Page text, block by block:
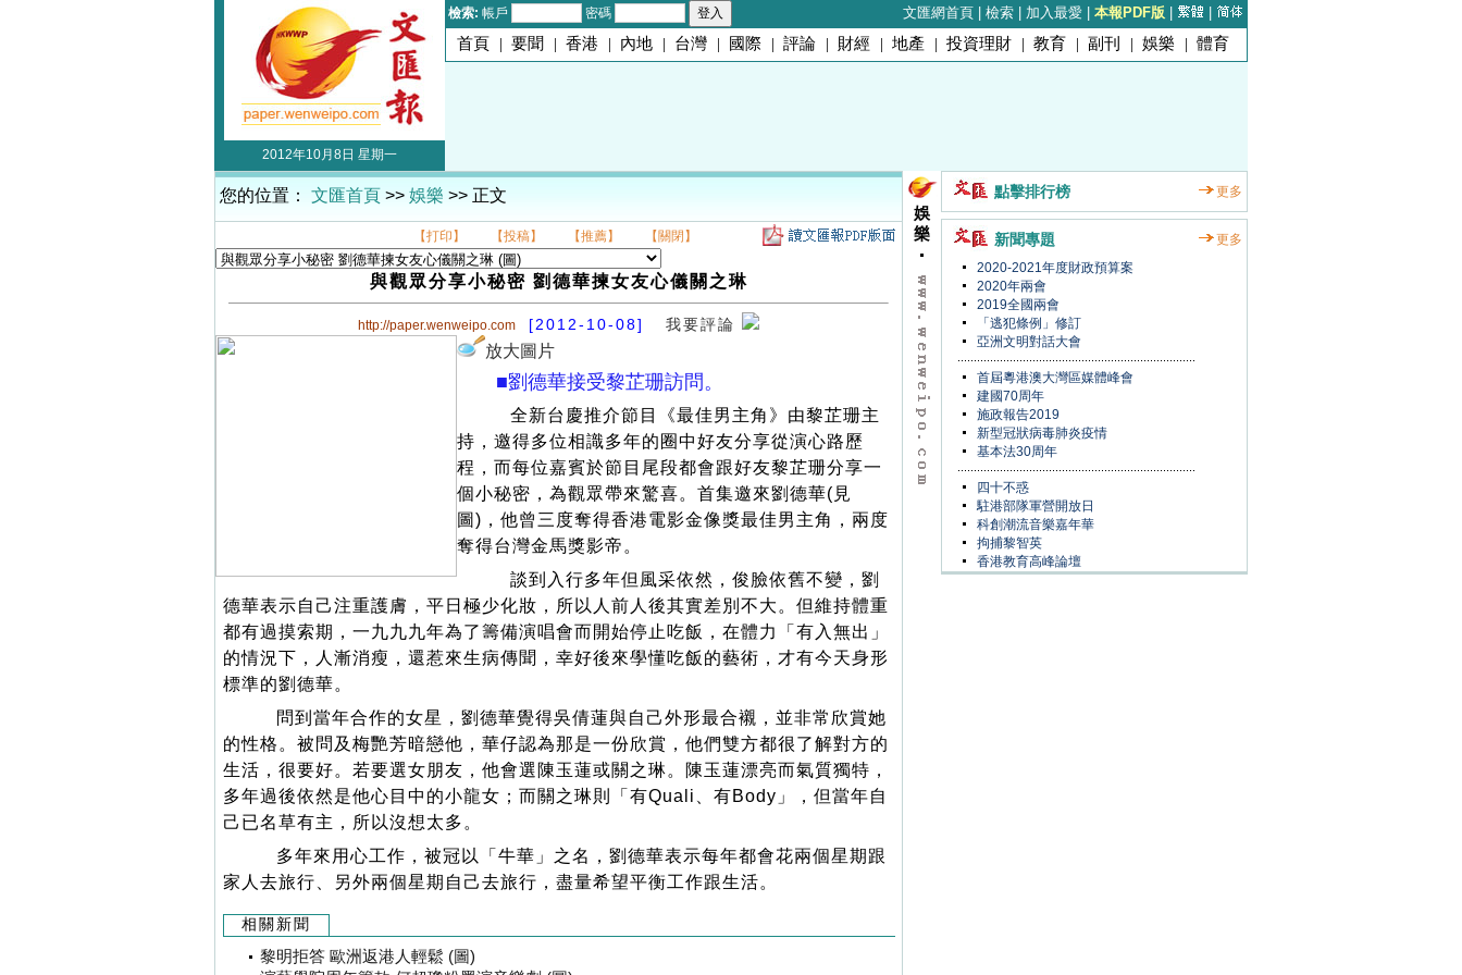
檢索: 帳戶 密碼 文匯網首頁 檢索 加入最愛 本報PDF版
首頁 | 要聞 | 香港 | 內地 | 台灣 | 國際 | 評論 | 財經 | 地產 | 投資理財 | 教育 | 副刊 | 娛樂 | 體育
2012年10月8日 星期一
您的位置： 文匯首頁 >> 娛樂 >> 正文
【打印】 【投稿】 【推薦】 【關閉】
與觀眾分享小秘密 劉德華揀女友心儀關之琳
http://paper.wenweipo.com [2012-10-08] 我要評論
放大圖片
■劉德華接受黎芷珊訪問。
全新台慶推介節目《最佳男主角》由黎芷珊主
持，邀得多位相識多年的圈中好友分享從演心路歷
程，而每位嘉賓於節目尾段都會跟好友黎芷珊分享一
個小秘密，為觀眾帶來驚喜。首集邀來劉德華(見
圖)，他曾三度奪得香港電影金像獎最佳男主角，兩度
奪得台灣金馬獎影帝。
談到入行多年但風采依然，俊臉依舊不變，劉
德華表示自己注重護膚，平日極少化妝，所以人前人後其實差別不大。但維持體重
都有過摸索期，一九九九年為了籌備演唱會而開始停止吃飯，在體力「有入無出」
的情況下，人漸消瘦，還惹來生病傳聞，幸好後來學懂吃飯的藝術，才有今天身形
標準的劉德華。
問到當年合作的女星，劉德華覺得吳倩蓮與自己外形最合襯，並非常欣賞她
的性格。被問及梅艷芳暗戀他，華仔認為那是一份欣賞，他們雙方都很了解對方的
生活，很要好。若要選女朋友，他會選陳玉蓮或關之琳。陳玉蓮漂亮而氣質獨特，
多年過後依然是他心目中的小龍女；而關之琳則「有Quali、有Body」，但當年自
己已名草有主，所以沒想太多。
多年來用心工作，被冠以「牛華」之名，劉德華表示每年都會花兩個星期跟
家人去旅行、另外兩個星期自己去旅行，盡量希望平衡工作跟生活。
相關新聞
黎明拒答 歐洲返港人輕鬆 (圖)
娛
樂
點擊排行榜 更多
新聞專題
更多
2020-2021年度財政預算案
2020年兩會
2019全國兩會
「逃犯條例」修訂
亞洲文明對話大會
首屆粵港澳大灣區媒體峰會
建國70周年
施政報告2019
新型冠狀病毒肺炎疫情
基本法30周年
四十不惑
駐港部隊軍營開放日
科創潮流音樂嘉年華
拘捕黎智英
香港教育高峰論壇